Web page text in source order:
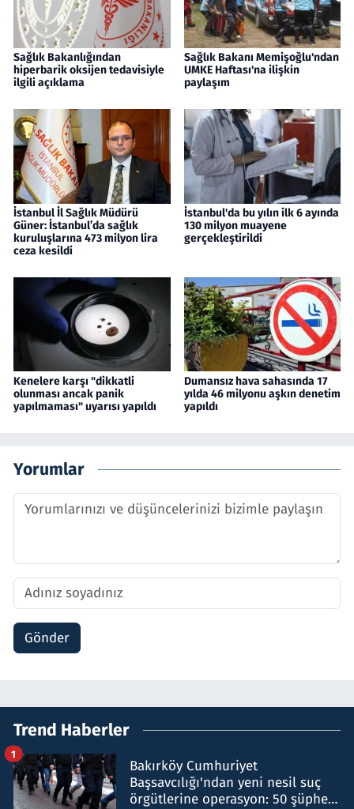
Sağlık Bakanlığından
hiperbarik oksijen tedavisiyle
ilgili açıklama
Sağlık Bakanı Memişoğlu'ndan
UMKE Haftası'na ilişkin
paylaşım
İstanbul İl Sağlık Müdürü
Güner: İstanbul’da sağlık
kuruluşlarına 473 milyon lira
ceza kesildi
İstanbul'da bu yılın ilk 6 ayında
130 milyon muayene
gerçekleştirildi
Kenelere karşı "dikkatli
olunması ancak panik
yapılmaması" uyarısı yapıldı
Dumansız hava sahasında 17
yılda 46 milyonu aşkın denetim
yapıldı
Yorumlar
Gönder
Trend Haberler
Bakırköy Cumhuriyet
Başsavcılığı'ndan yeni nesil suç
örgütlerine operasyon: 50 şüpheli
1